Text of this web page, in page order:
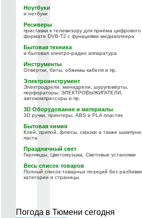
Ноутбуки
и нетбуки
Ресиверы
приставки к телевизору для приёма
формате DVB-T2 с функциями медиаплеера
Бытовая техника
и бытовая электро-радио аппаратура
Инструменты
Отвёртки, биты, обжимы кабеля и пр.
Электроинструмент
Электродрели, минидрели, шуруповёрты,
перфораторы, ЭЛЕКТРОВЫЖИГАТЕЛИ,
автокомпрессоры и пр.
3D Оборудование и материалы
3D ручки, принтеры, ABS и PLA пластик
Бытовая химия
Клей, припой, флюсы, смазки а также
паста
Праздничный свет
Гирлянды, Цветомузыка, Световые установки
Весь список товаров
Полный список товарных позиций без
категории и страницы
Погода в Тюмени сегодня